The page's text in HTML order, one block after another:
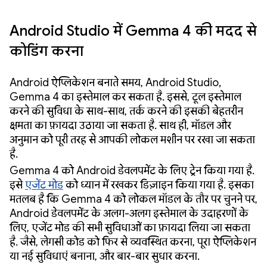
Android Studio में Gemma 4 की मदद से
कोडिंग करना
Android ऐप्लिकेशन बनाते समय, Android Studio,
Gemma 4 का इस्तेमाल कर सकता है. इससे, टूल इस्तेमाल
करने की सुविधा के साथ-साथ, तर्क करने की इसकी बेहतरीन
क्षमता का फ़ायदा उठाया जा सकता है. साथ ही, मॉडल और
अनुमान को पूरी तरह से आपकी लोकल मशीन पर रखा जा सकता
है.
Gemma 4 को Android डेवलपमेंट के लिए ट्रेन किया गया है.
इसेएजेंट मोडको ध्यान में रखकर डिज़ाइन किया गया है. इसका
मतलब है कि Gemma 4 को लोकल मॉडल के तौर पर चुनने पर,
Android डेवलपमेंट के अलग-अलग इस्तेमाल के उदाहरणों के
लिए, एजेंट मोड की सभी सुविधाओं का फ़ायदा लिया जा सकता
है. जैसे, लेगसी कोड को फिर से व्यवस्थित करना, पूरा ऐप्लिकेशन
या नई सुविधाएं बनाना, और बार-बार सुधार करना.